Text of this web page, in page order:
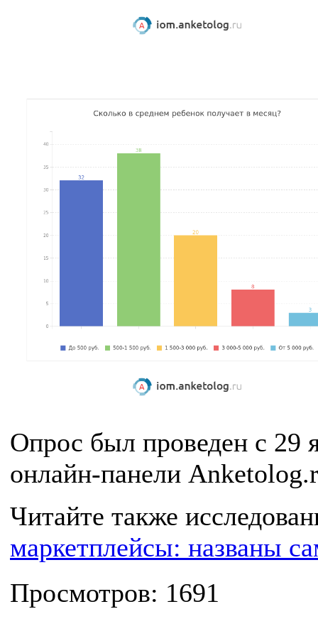
Опрос был проведен с 29
онлайн-панели
Читайте также
маркетплейсы: названы
Просмотров: 1691